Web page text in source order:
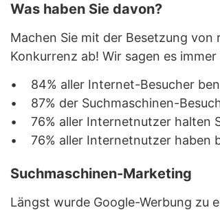
Was haben Sie davon?
Machen Sie mit der Besetzung
Konkurrenz ab! Wir sagen es
• 84% aller Internet-Besucher
• 87% der Suchmaschinen-
• 76% aller Internetnutzer halten
• 76% aller Internetnutzer haben
Suchmaschinen-Marketing
Längst wurde Google-Werbung zu